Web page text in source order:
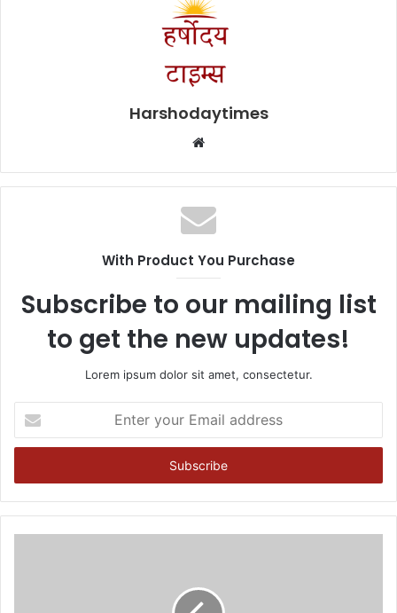
Harshodaytimes
Website
With Product You Purchase
Subscribe to our mailing list
to get the new updates!
Lorem ipsum dolor sit amet, consectetur.
your
Email